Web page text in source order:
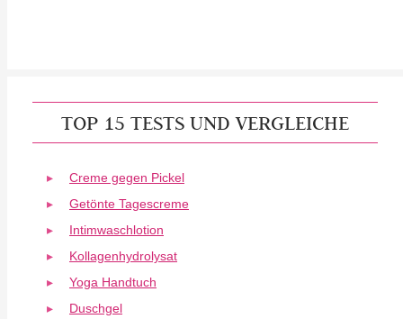
TOP 15 TESTS UND VERGLEICHE
Creme gegen Pickel
Getönte Tagescreme
Intimwaschlotion
Kollagenhydrolysat
Yoga Handtuch
Duschgel